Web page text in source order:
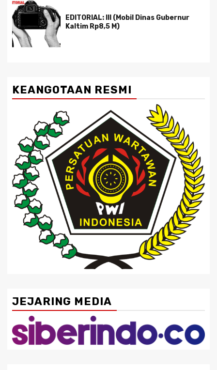
EDITORIAL: III (Mobil Dinas Gubernur
Kaltim Rp8,5 M)
KEANGOTAAN RESMI
JEJARING MEDIA